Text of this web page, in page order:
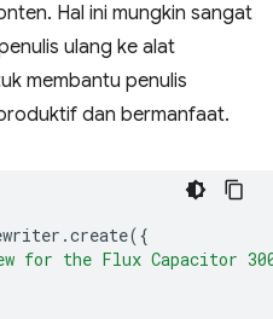
Hal ini mungkin sangat
ulang ke alat
membantu penulis
dan bermanfaat.
.create({
for the Flux Capacitor